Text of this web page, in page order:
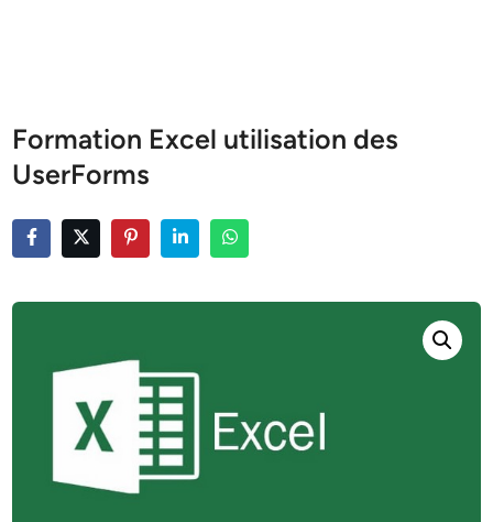
Formation Excel utilisation des
UserForms